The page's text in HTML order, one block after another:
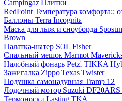
Campingaz Плитки
RedPoint Температура комфорта::
Баллоны Terra Incognita
Маска для лыж и сноуборда
Brown
Палатка-шатер SOL Fisher
Спальный мешок Marmot
Налобный фонарь Petzl TIKKA
Зажигалка Zippo Texas Twister
Подушка самонадувная Tramp 12
Лодочный мотор Suzuki DF20ARS
Термоноски Lasting TKA